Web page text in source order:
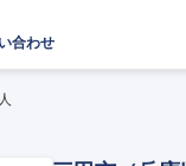
合わせ